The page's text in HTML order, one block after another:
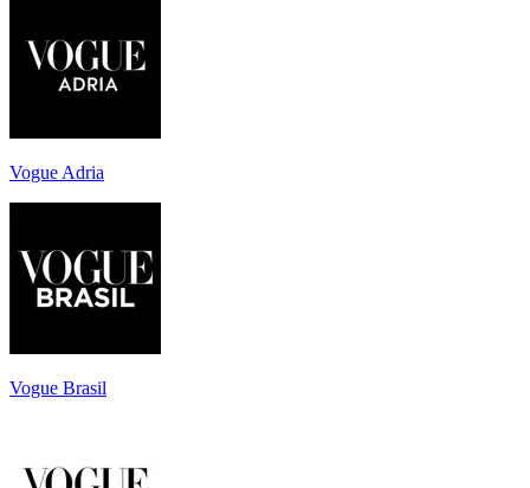
Vogue Adria
Vogue Brasil